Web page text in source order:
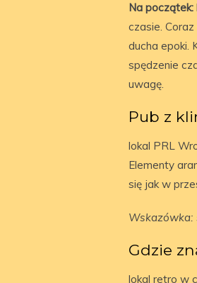
Na początek:
czasie.
ducha epoki.
spędzenie
uwagę.
Pub z
lokal PRL
Elementy
się jak w
Wskazówka:
Gdzie
lokal retro w